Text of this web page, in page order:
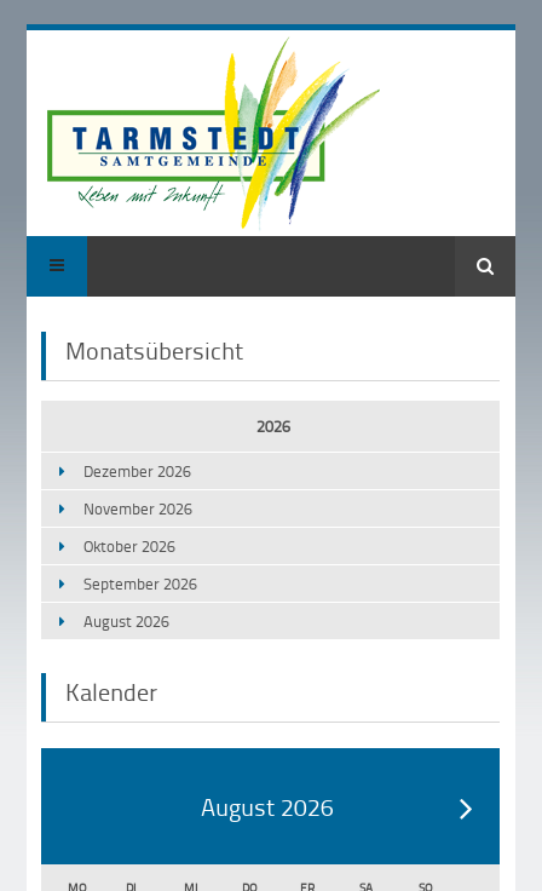
Suche
Monatsübersicht
2026
Dezember 2026
November 2026
Oktober 2026
September 2026
August 2026
Kalender
August 2026